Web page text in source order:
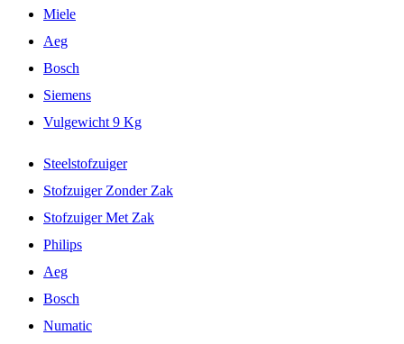
Miele
Aeg
Bosch
Siemens
Vulgewicht 9 Kg
Steelstofzuiger
Stofzuiger Zonder Zak
Stofzuiger Met Zak
Philips
Aeg
Bosch
Numatic